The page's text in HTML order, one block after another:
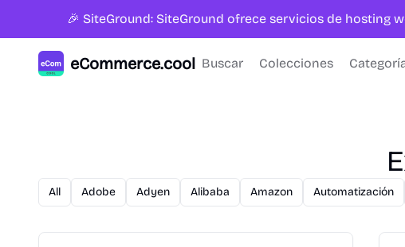
🎉 SiteGround: SiteGround ofrece servicios de hosting
eCommerce.cool Buscar Colecciones
All Adobe Adyen Alibaba Amazon Automatización